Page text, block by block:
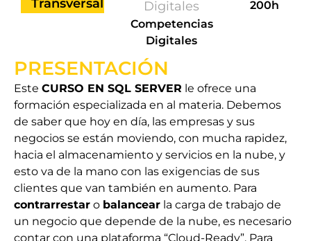
Transversal
Digitales
Competencias
Digitales
200h
PRESENTACIÓN
Este CURSO EN SQL SERVER le ofrece una
formación especializada en al materia. Debemos
de saber que hoy en día, las empresas y sus
negocios se están moviendo, con mucha rapidez,
hacia el almacenamiento y servicios en la nube, y
esto va de la mano con las exigencias de sus
clientes que van también en aumento. Para
contrarrestar o balancear la carga de trabajo de
un negocio que depende de la nube, es necesario
contar con una plataforma “Cloud-Ready”. Para